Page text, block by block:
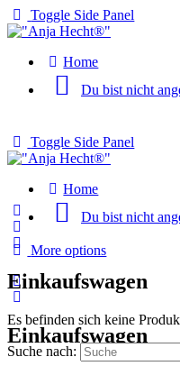
Toggle Side Panel
Home
Du bist nicht
Toggle Side Panel
Home
Du bist nicht
More options
Einkaufswagen
Einkaufswagen
Es befinden sich keine
Suche nach: